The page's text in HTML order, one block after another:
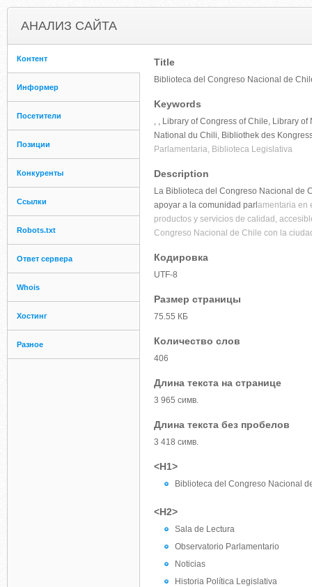
АНАЛИЗ САЙТА
Контент
Информер
Посетители
Позиции
Конкуренты
Ссылки
Robots.txt
Ответ сервера
Whois
Хостинг
Разное
Title
Biblioteca del Congreso Nacional de
Keywords
, , Library of Congress of Chile, Library
National du Chili, Bibliothek des
Parlamentaria, Biblioteca Legislativa
Description
La Biblioteca del Congreso Nacional de
apoyar a la comunidad parl amentaria en
productos y servicios de calidad,
Congreso Nacional de Chile con la
Кодировка
UTF-8
Размер страницы
75.55 КБ
Количество слов
406
Длина текста на странице
3 965 симв.
Длина текста без пробелов
3 418 симв.
<H1>
Biblioteca del Congreso Nacional
<H2>
Sala de Lectura
Observatorio Parlamentario
Noticias
Historia Política Legislativa